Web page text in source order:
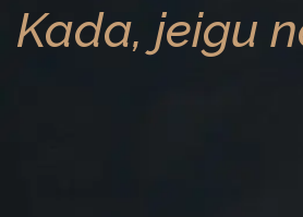
Kada, jeigu